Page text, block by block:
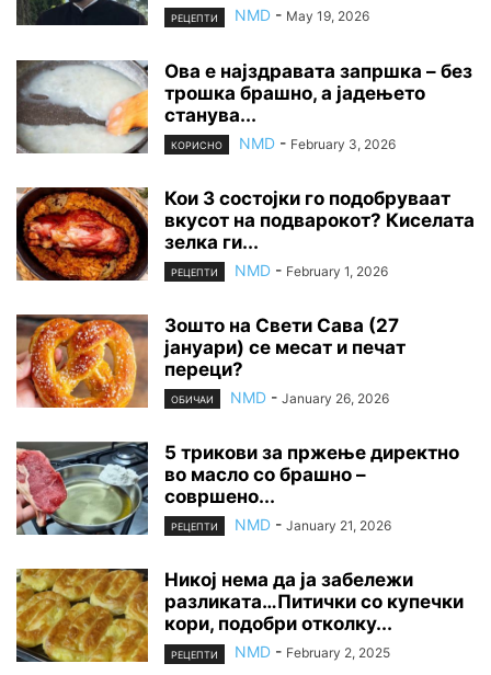
РЕЦЕПТИ NMD - May 19, 2026
Ова е најздравата запршка – без
трошка брашно, а јадењето
станува...
КОРИСНО NMD - February 3, 2026
Кои 3 состојки го подобруваат
вкусот на подварокот? Киселата
зелка ги...
РЕЦЕПТИ NMD - February 1, 2026
Зошто на Свети Сава (27
јануари) се месат и печат
переци?
ОБИЧАИ NMD - January 26, 2026
5 трикови за пржење директно
во масло со брашно –
совршено...
РЕЦЕПТИ NMD - January 21, 2026
Никој нема да ја забележи
разликата…Питички со купечки
кори, подобри отколку...
РЕЦЕПТИ NMD - February 2, 2025